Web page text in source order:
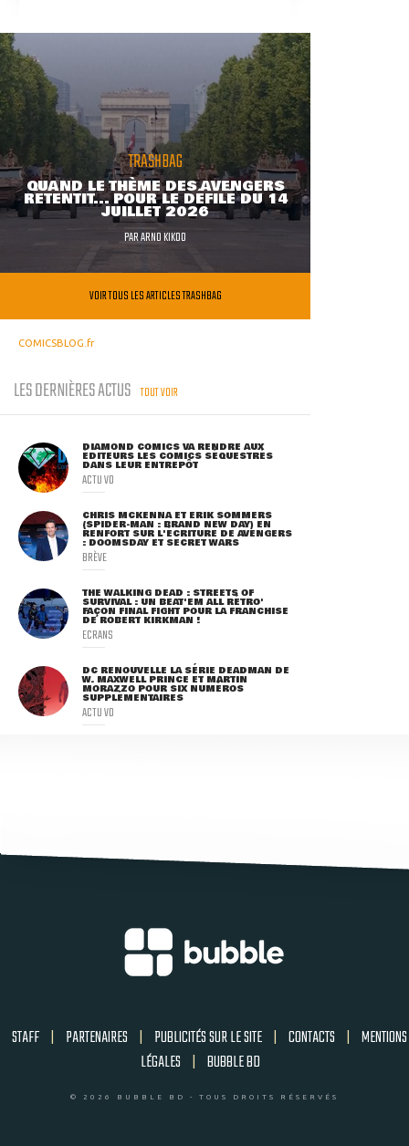
TRASHBAG
QUAND LE THÈME DES AVENGERS
RETENTIT... POUR LE DÉFILÉ DU 14
JUILLET 2026
PARARNO KIKOO
VOIR TOUS LES ARTICLES TRASHBAG
COMICSBLOG.fr
LES DERNIÈRES ACTUS TOUT VOIR
DIAMOND COMICS VA RENDRE AUX
ÉDITEURS LES COMICS SÉQUESTRÉS
DANS LEUR ENTREPÔT
ACTU VO
CHRIS MCKENNA ET ERIK SOMMERS
(SPIDER-MAN : BRAND NEW DAY) EN
RENFORT SUR L'ÉCRITURE DE AVENGERS
: DOOMSDAY ET SECRET WARS
BRÈVE
THE WALKING DEAD : STREETS OF
SURVIVAL : UN BEAT'EM ALL RÉTRO'
FAÇON FINAL FIGHT POUR LA FRANCHISE
DE ROBERT KIRKMAN !
ECRANS
DC RENOUVELLE LA SÉRIE DEADMAN DE
W. MAXWELL PRINCE ET MARTIN
MORAZZO POUR SIX NUMÉROS
SUPPLÉMENTAIRES
ACTU VO
STAFF | PARTENAIRES | PUBLICITÉS SUR LE SITE | CONTACTS | MENTIONS
LÉGALES | BUBBLE BD
© 2026 BUBBLE BD - TOUS DROITS RÉSERVÉS